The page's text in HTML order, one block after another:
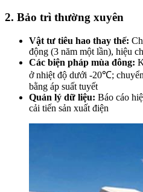
2. Bảo trì thường xuyên
Vật tư tiêu hao thay thế:
động (3 năm một lần), hiệu
Các biện pháp mùa đông:
ở nhiệt độ dưới -20℃;
bằng áp suất tuyết
Quản lý dữ liệu: Báo cáo
cải tiến sản xuất điện